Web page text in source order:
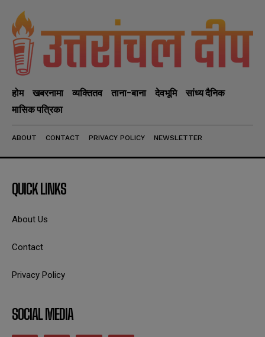
होम खबरनामा व्यक्तितव ताना-बाना देवभूमि
सांध्य दैनिक
मासिक पत्रिका
ABOUT CONTACT PRIVACY POLICY NEWSLETTER
QUICK LINKS
About Us
Contact
Privacy Policy
SOCIAL MEDIA